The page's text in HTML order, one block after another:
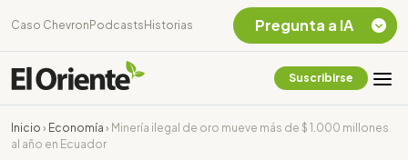
Caso Chevron Podcasts Historias
Suscribirse
Inicio › Economía › Minería ilegal de oro mueve más de $ 1.000 millones
al año en Ecuador
Pregunta a IA
Chevron Ecuador